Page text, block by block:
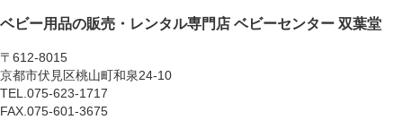
ベビー用品の販売・レンタル専門店 ベビーセンター 双葉堂
〒612-8015
京都市伏見区桃山町和泉24-10
TEL.075-623-1717
FAX.075-601-3675